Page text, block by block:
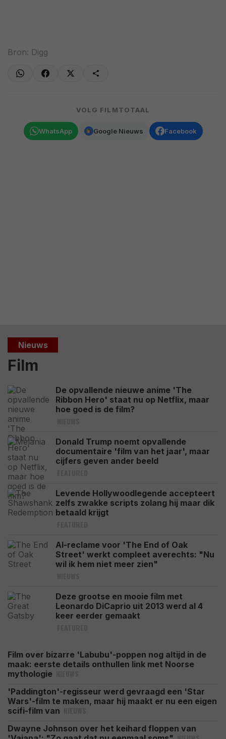
Bron: Digg
VOLG FILMTOTAAL
WhatsApp Google Nieuws Facebook
Nieuws
Film
De opvallende nieuwe anime 'The
Ribbon Hero' staat nu op Netflix, maar
hoe goed is de film?
Donald Trump noemt opvallende
documentaire 'film van het jaar', maar
cijfers geven ander beeld
Levende Hollywoodlegende accepteert
zelfs zwakke scripts zolang hij maar dik
betaald krijgt
AI-reclame voor 'The End of Oak
Street' werkt compleet averechts: "Nu
wil ik hem niet meer zien"
Deze grootse en mooie film met
Leonardo DiCaprio uit 2013 werd al 4
keer eerder gemaakt
Film over bizarre 'Labubu'-poppen nog altijd in de
maak: eerste details onthullen link met Noorse
mythologie
'Paddington'-regisseur werd gevraagd een 'Star
Wars'-film te maken, maar hij maakt er nu een eigen
scifi-film van
Dwayne Johnson over het keihard floppen van